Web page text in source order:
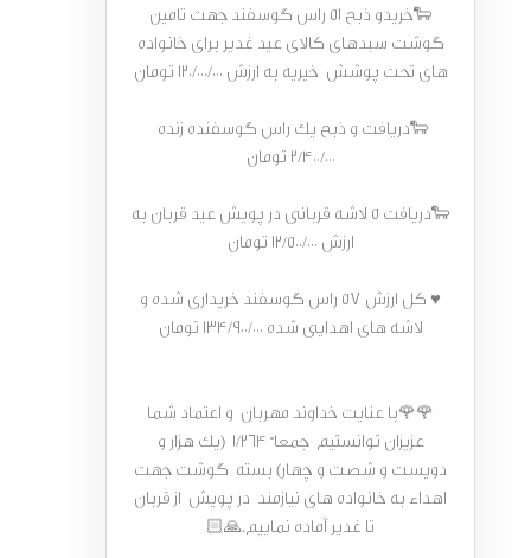
🐑خریدو ذبح ۵۱ راس گوسفند جهت تامین
گوشت سبدهای کالای عید غدیر برای خانواده
های تحت پوشش خیریه به ارزش 120/000/000 تومان
🐑دریافت و ذبح یک راس گوسفنده زنده
2/400/000 تومان
🐑دریافت 5 لاشه قربانی در پویش عید قربان به
ارزش 12/500/000 تومان
♥ کل ارزش 57 راس گوسفند خریداری شده و
لاشه های اهدایی شده 134/900/000 تومان
🌹🌹با عنایت خداوند مهربان و اعتماد شما
عزیزان توانستیم جمعا ً 1/264 (یک هزار و
دویست و شصت و چهار) بسته گوشت جهت
اهداء به خانواده های نیازمند در پویش از قربان
تا غدیر آماده نماییم.🙏🏻